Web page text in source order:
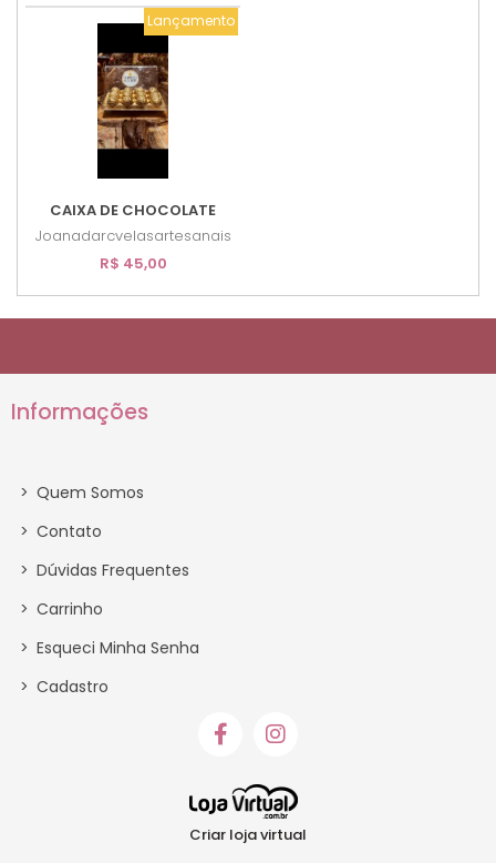
Lançamento
CAIXA DE CHOCOLATE
Joanadarcvelasartesanais
R$ 45,00
Informações
> Quem Somos
> Contato
> Dúvidas Frequentes
> Carrinho
> Esqueci Minha Senha
> Cadastro
Criar loja virtual